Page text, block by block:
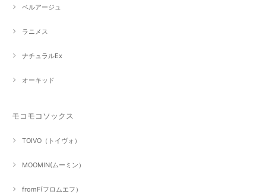
ベルアージュ
ラニメス
ナチュラルEx
オーキッド
モコモコソックス
TOIVO（トイヴォ）
MOOMIN(ムーミン）
fromF(フロムエフ）